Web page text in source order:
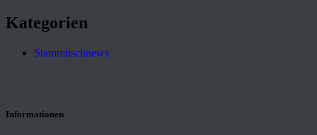
Kategorien
Stammtischnews
Informationen